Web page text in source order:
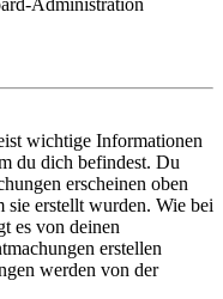
wichtige Informationen
du dich befindest. Du
erscheinen oben
sie erstellt wurden. Wie bei
es von deinen
erstellen
werden von der